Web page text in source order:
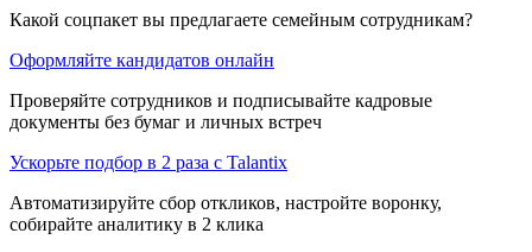
Какой соцпакет вы предлагаете семейным сотрудникам?
Оформляйте кандидатов онлайн
Проверяйте сотрудников и подписывайте кадровые
документы без бумаг и личных встреч
Ускорьте подбор в 2 раза с Talantix
Автоматизируйте сбор откликов, настройте воронку,
собирайте аналитику в 2 клика